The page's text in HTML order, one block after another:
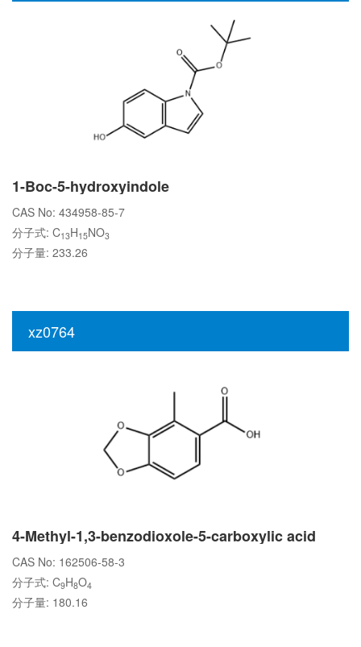
1-Boc-5-hydroxyindole
CAS No: 434958-85-7
分子式: C13H15NO3
分子量: 233.26
xz0764
4-Methyl-1,3-benzodioxole-5-carboxylic acid
CAS No: 162506-58-3
分子式: C9H8O4
分子量: 180.16